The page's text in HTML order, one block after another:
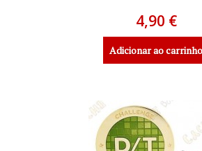
4,90 €
Adicionar ao carrinho